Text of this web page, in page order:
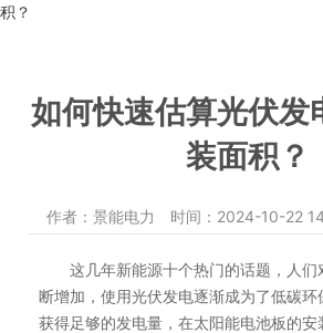
积？
如何快速估算光伏发
装面积？
作者：景能电力 时间：2024-10-22
这几年新能源十个热门的话题，人们
断增加，使用光伏发电逐渐成为了低碳
获得足够的发电量，在太阳能电池板的安